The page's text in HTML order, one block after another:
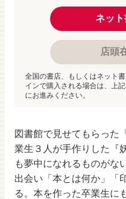
図書館で見せてもらった
業生３人が手作りした『
も夢中になれるものがな
出会い「本とは何か」「
る。本を作った卒業生に
ネット
店頭
全国の書店、もしくはネット
インで購入される場合は、上
にお進みください。